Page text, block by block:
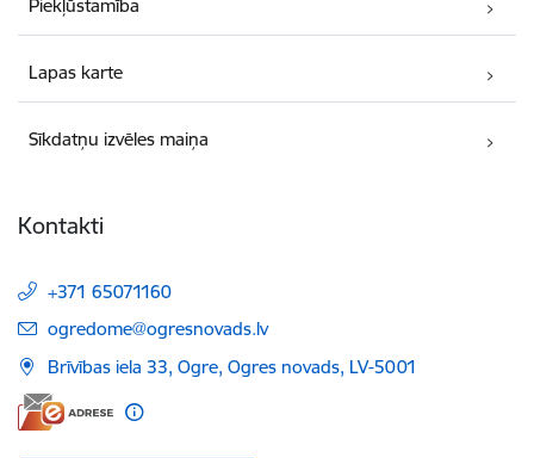
Piekļūstamība
Lapas karte
Sīkdatņu izvēles maiņa
Kontakti
+371 65071160
E-pasts:
ogredome@ogresnovads.lv
Brīvības iela 33, Ogre, Ogres novads, LV-5001